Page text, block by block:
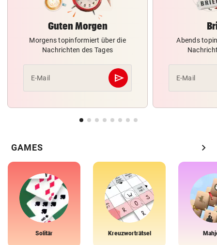
Guten Morgen
Morgens topinformiert über die
Nachrichten des Tages
E-Mail send
Abschicken
Abends
E-Mail
GAMES chevron_right
Solitär Kreuzworträtsel